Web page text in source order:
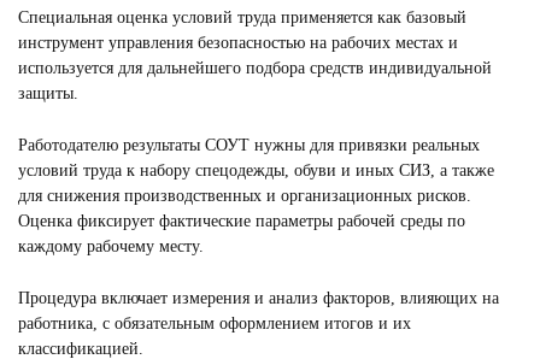
Специальная оценка условий труда применяется как базовый
инструмент управления безопасностью на рабочих местах и
используется для дальнейшего подбора средств индивидуальной
защиты.
Работодателю результаты СОУТ нужны для привязки реальных
условий труда к набору спецодежды, обуви и иных СИЗ, а также
для снижения производственных и организационных рисков.
Оценка фиксирует фактические параметры рабочей среды по
каждому рабочему месту.
Процедура включает измерения и анализ факторов, влияющих на
работника, с обязательным оформлением итогов и их
классификацией.